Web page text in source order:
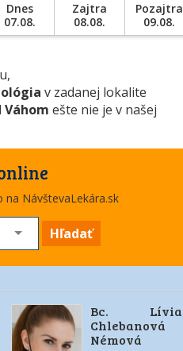
Dnes
07.08.
Zajtra
08.08.
Pozajtra
09.08.
v zadanej lokalite
ešte nie je v našej
NávštevaLekára.sk
Hľadať
Bc. Lívia
Chlebanová
Némová